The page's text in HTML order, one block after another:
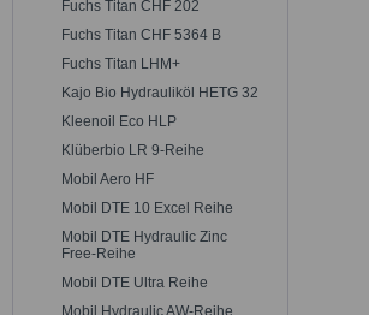
Fuchs Titan CHF 202
Fuchs Titan CHF 5364 B
Fuchs Titan LHM+
Kajo Bio Hydrauliköl HETG 32
Kleenoil Eco HLP
Klüberbio LR 9-Reihe
Mobil Aero HF
Mobil DTE 10 Excel Reihe
Mobil DTE Hydraulic Zinc
Free-Reihe
Mobil DTE Ultra Reihe
Mobil Hydraulic AW-Reihe